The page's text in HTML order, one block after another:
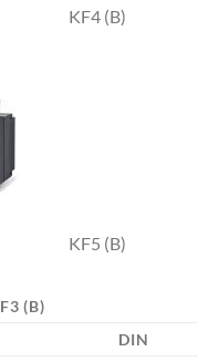
KF4 (B)
KF5 (B)
(B)
DIN